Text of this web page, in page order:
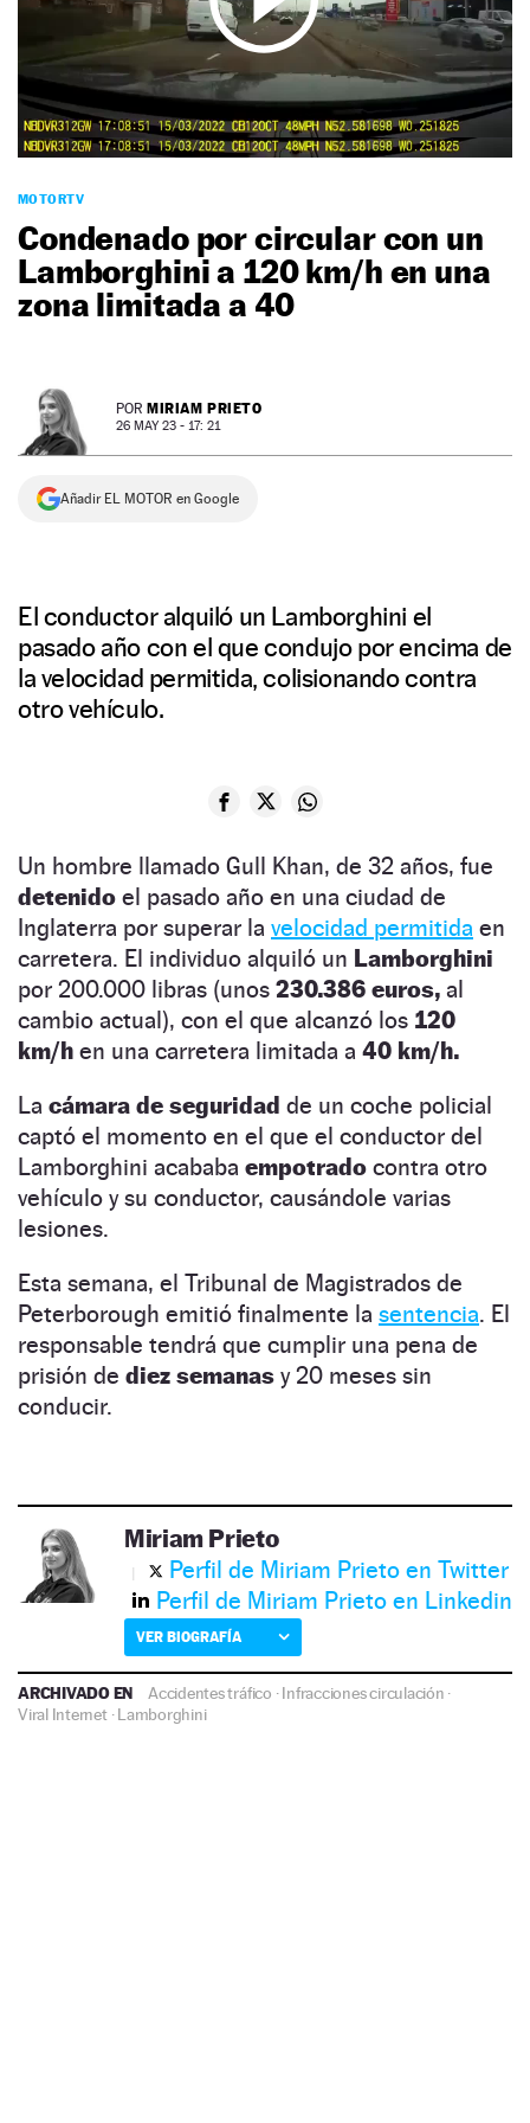
SÍGUENOS
MOTORTV
Condenado por circular con un
Lamborghini a 120 km/h en una
zona limitada a 40
POR MIRIAM PRIETO
26 MAY 23 - 17: 21
Añadir EL MOTOR en Google
El conductor alquiló un Lamborghini el
pasado año con el que condujo por encima de
la velocidad permitida, colisionando contra
otro vehículo.
Un hombre llamado Gull Khan, de 32 años, fue
detenido el pasado año en una ciudad de
Inglaterra por superar la velocidad permitida en
carretera. El individuo alquiló un Lamborghini
por 200.000 libras (unos 230.386 euros, al
cambio actual), con el que alcanzó los 120
km/h en una carretera limitada a 40 km/h.
La cámara de seguridad de un coche policial
captó el momento en el que el conductor del
Lamborghini acababa empotrado contra otro
vehículo y su conductor, causándole varias
lesiones.
Esta semana, el Tribunal de Magistrados de
Peterborough emitió finalmente la sentencia. El
responsable tendrá que cumplir una pena de
prisión de diez semanas y 20 meses sin
conducir.
Miriam Prieto
Perfil de Miriam Prieto en Twitter
Perfil de Miriam Prieto en Linkedin
VER BIOGRAFÍA
ARCHIVADO EN Accidentes tráfico ·Infracciones circulación ·
Viral Internet·Lamborghini